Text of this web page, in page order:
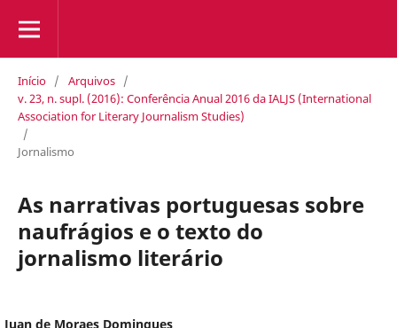
Início / Arquivos /
v. 23, n. supl. (2016): Conferência Anual 2016 da IALJS (International
Association for Literary Journalism Studies)
/
Jornalismo
As narrativas portuguesas sobre
naufrágios e o texto do
jornalismo literário
Juan de Moraes Domingues